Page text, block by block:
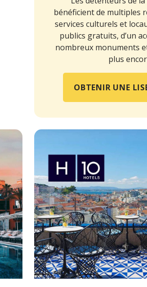
bénéficient de multiples
services culturels et
publics gratuits, d’un
nombreux monuments
plus
OBTENIR UNE